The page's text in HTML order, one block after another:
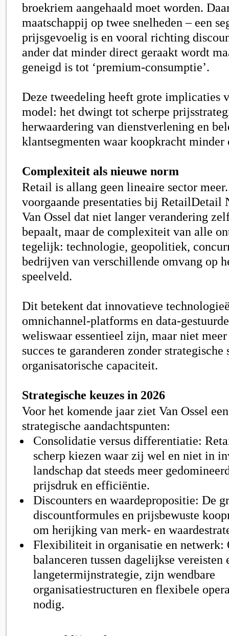
broekriem aangehaald moet worden.
maatschappij op twee snelheden – een
prijsgevoelig is en vooral richting
ander dat minder direct geraakt wordt
geneigd is tot ‘premium-consumptie’.
Deze tweedeling heeft grote implicaties
model: het dwingt tot scherpe
herwaardering van dienstverlening en
klantsegmenten waar koopkracht minder
Complexiteit als nieuwe norm
Retail is allang geen lineaire sector
voorgaande presentaties bij RetailDetail
Van Ossel dat niet langer verandering
bepaalt, maar de complexiteit van alle
tegelijk: technologie, geopolitiek,
bedrijven van verschillende omvang op
speelveld.
Dit betekent dat innovatieve
omnichannel-platforms en data-
weliswaar essentieel zijn, maar niet
succes te garanderen zonder strategische
organisatorische capaciteit.
Strategische keuzes in 2026
Voor het komende jaar ziet Van Ossel
strategische aandachtspunten:
Consolidatie versus differentiatie:
scherp kiezen waar zij wel en niet in
landschap dat steeds meer
prijsdruk en efficiëntie.
Discounters en waardepropositie: De
discountformules en prijsbewuste
om herijking van merk- en
Flexibiliteit in organisatie en netwerk:
balanceren tussen dagelijkse vereisten
langetermijnstrategie, zijn wendbare
organisatiestructuren en flexibele
nodig.